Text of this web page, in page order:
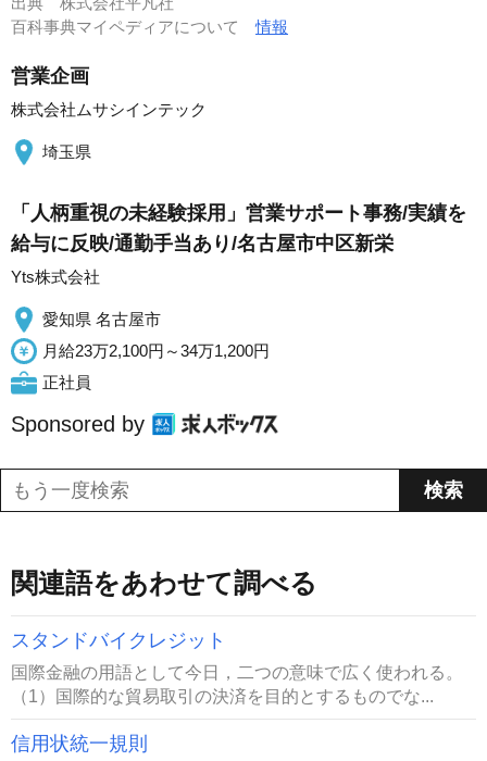
百科事典マイペディアについて情報
営業企画
株式会社ムサシインテック
埼玉県
「人柄重視の未経験採用」営業サポート事務/実績を
給与に反映/通勤手当あり/名古屋市中区新栄
Yts株式会社
愛知県 名古屋市
月給23万2,100円～34万1,200円
正社員
Sponsored by
関連語をあわせて調べる
スタンドバイクレジット
国際金融の用語として今日，二つの意味で広く使われる。
（1）国際的な貿易取引の決済を目的とするものでな...
信用状統一規則